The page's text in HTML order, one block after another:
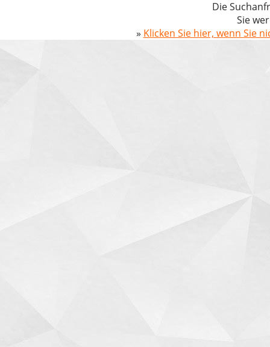
Die
Sie
» Klicken Sie hier, wenn Sie